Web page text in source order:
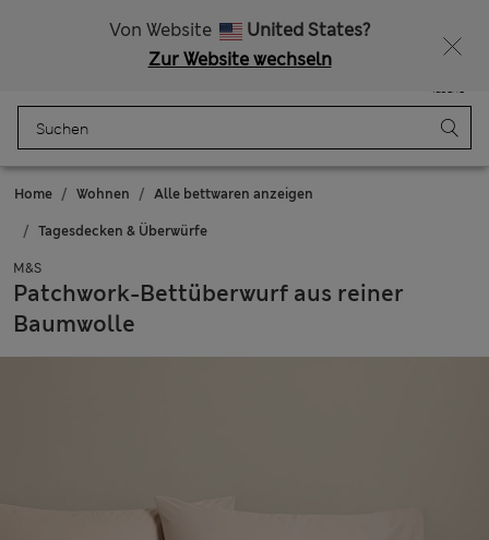
Von Website
United States?
Zur Website wechseln
Tasche
Home Wohnen Alle bettwaren anzeigen
Tagesdecken & Überwürfe
M&S
Patchwork-Bettüberwurf aus reiner
Baumwolle